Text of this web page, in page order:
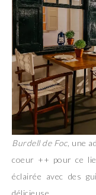
Burdell de Foc, une
coeur ++ pour ce
éclairée avec des
délicieuse.